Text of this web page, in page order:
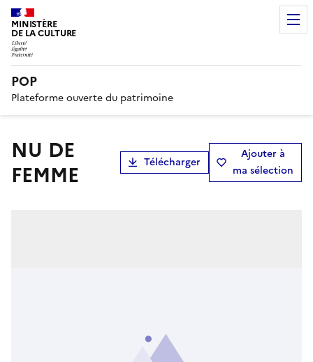
MINISTÈRE
DE LA CULTURE
POP
Plateforme ouverte du patrimoine
NU DE
FEMME
Télécharger
Ajouter à
ma sélection